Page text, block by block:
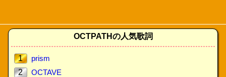
OCTPATHの人気歌詞
1
prism
2
OCTAVE